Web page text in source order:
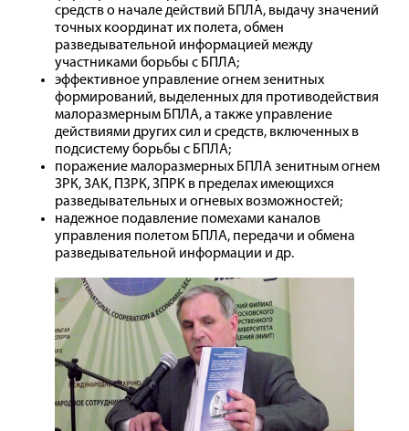
средств о начале действий БПЛА, выдачу значений
точных координат их полета, обмен
разведывательной информацией между
участниками борьбы с БПЛА;
эффективное управление огнем зенитных
формирований, выделенных для противодействия
малоразмерным БПЛА, а также управление
действиями других сил и средств, включенных в
подсистему борьбы с БПЛА;
поражение малоразмерных БПЛА зенитным огнем
ЗРК, ЗАК, ПЗРК, ЗПРК в пределах имеющихся
разведывательных и огневых возможностей;
надежное подавление помехами каналов
управления полетом БПЛА, передачи и обмена
разведывательной информации и др.